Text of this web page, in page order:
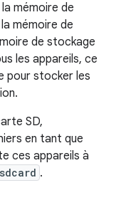
mémoire de
mémoire de
de stockage
les appareils, ce
pour stocker les
SD,
en tant que
ces appareils à
.